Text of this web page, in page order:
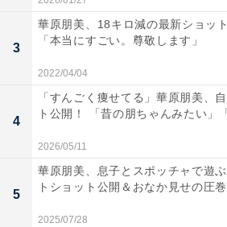
3
華原朋美、18キロ減の最新ショッ
「本当にすごい。尊敬します」
2022/04/04
4
「すんごく痩せてる」華原朋美、
ト公開！ 「昔の朋ちゃんみたい」
2026/05/11
5
華原朋美、息子とスポッチャで遊
トショット公開＆おなか見せの圧
2025/07/28